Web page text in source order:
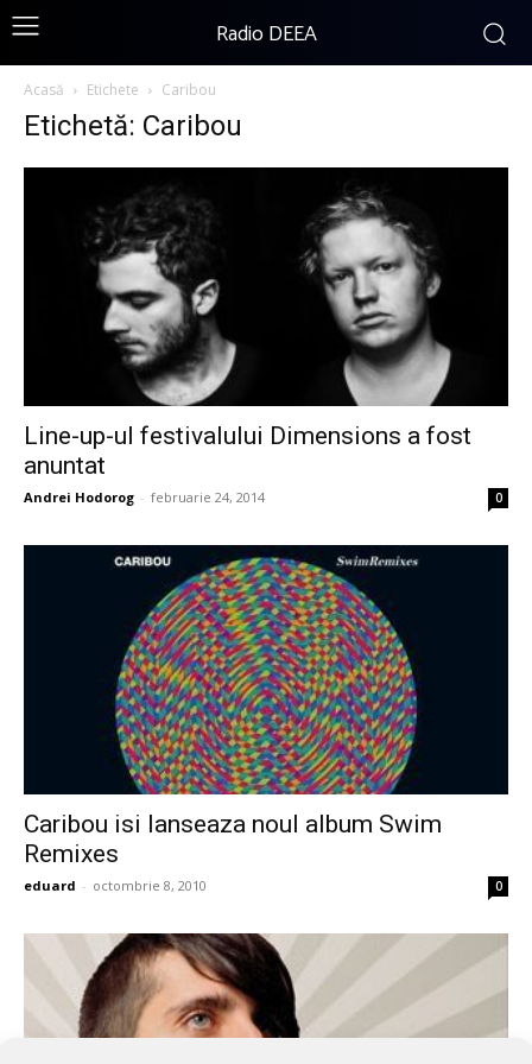
Radio DEEA
Acasă Etichete Caribou
Etichetă: Caribou
Line-up-ul festivalului Dimensions a fost
anuntat
Andrei Hodorog - februarie 24, 2014 0
Caribou isi lanseaza noul album Swim
Remixes
eduard - octombrie 8, 2010 0